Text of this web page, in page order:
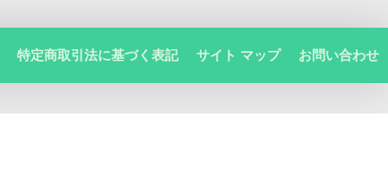
特定商取引法に基づく表記 サイト マップ お問い合わせ